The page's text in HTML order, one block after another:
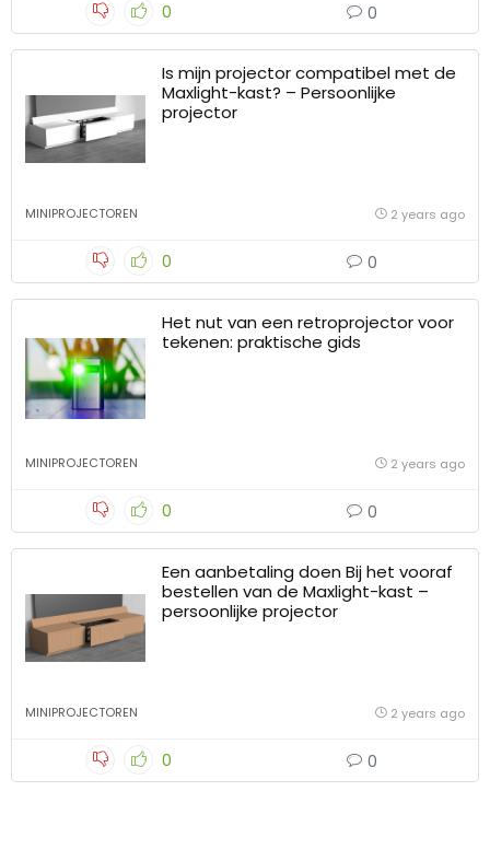
0 0
Is mijn projector compatibel met de
Maxlight-kast? – Persoonlijke
projector
MINIPROJECTOREN 2 years ago
0 0
Het nut van een retroprojector voor
tekenen: praktische gids
MINIPROJECTOREN 2 years ago
0 0
Een aanbetaling doen Bij het vooraf
bestellen van de Maxlight-kast –
persoonlijke projector
MINIPROJECTOREN 2 years ago
0 0